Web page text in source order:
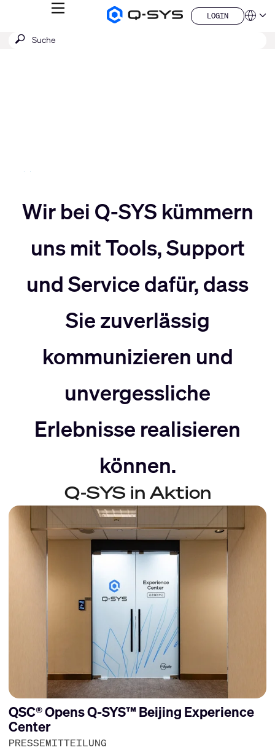
Q-
MENÜ
LOGIN
LOGIN
QSYS.com (English)
Suche
SUCHE
Slider
nach
Links
bewegen
Slider
nach
Rechts
bewegen
Wir bei Q-SYS kümmern
uns mit Tools, Support
und Service dafür, dass
Sie zuverlässig
kommunizieren und
unvergessliche
Erlebnisse realisieren
können.
Q-SYS in Aktion
QSC® Opens Q-SYS™ Beijing Experience
Center
PRESSEMITTEILUNG